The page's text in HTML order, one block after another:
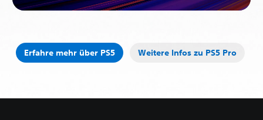
Erfahre mehr über PS5 Weitere Infos zu PS5 Pro